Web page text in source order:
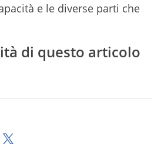
e le diverse parti che
di questo articolo